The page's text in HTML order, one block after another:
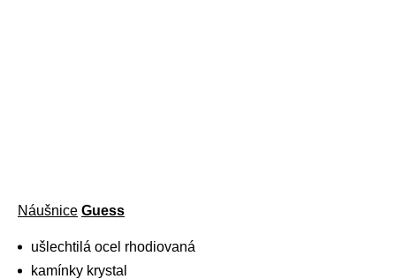
Náušnice Guess
ušlechtilá ocel rhodiovaná
kamínky krystal